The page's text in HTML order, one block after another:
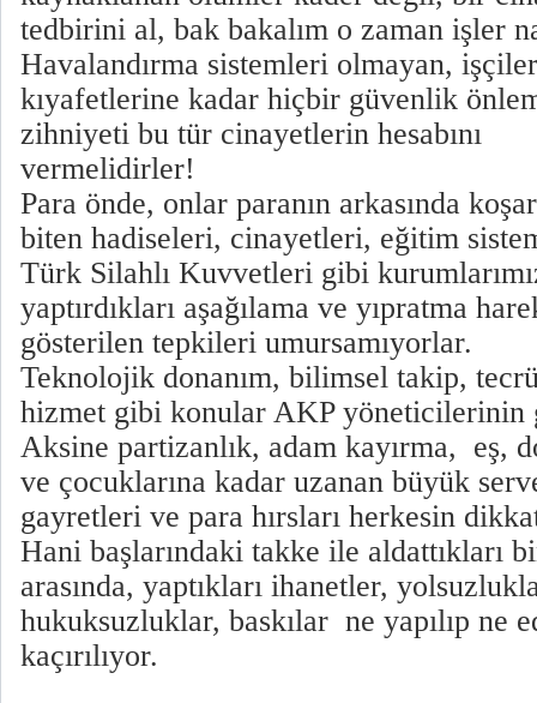
tedbirini al, bak bakalım o zaman işler
Havalandırma sistemleri olmayan,
kıyafetlerine kadar hiçbir güvenlik
zihniyeti bu tür cinayetlerin hesabını
vermelidirler!
Para önde, onlar paranın arkasında
biten hadiseleri, cinayetleri, eğitim
Türk Silahlı Kuvvetleri gibi
yaptırdıkları aşağılama ve yıpratma
gösterilen tepkileri umursamıyorlar.
Teknolojik donanım, bilimsel takip,
hizmet gibi konular AKP yöneticilerinin
Aksine partizanlık, adam kayırma, eş,
ve çocuklarına kadar uzanan büyük
gayretleri ve para hırsları herkesin
Hani başlarındaki takke ile aldattıkları
arasında, yaptıkları ihanetler,
hukuksuzluklar, baskılar ne yapılıp ne
kaçırılıyor.